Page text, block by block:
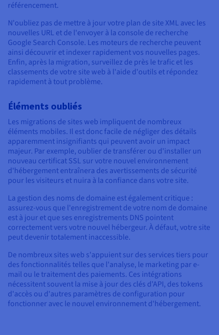
référencement.
N'oubliez pas de mettre à jour votre plan de site XML avec les
nouvelles URL et de l'envoyer à la console de recherche
Google Search Console. Les moteurs de recherche peuvent
ainsi découvrir et indexer rapidement vos nouvelles pages.
Enfin, après la migration, surveillez de près le trafic et les
classements de votre site web à l'aide d'outils et répondez
rapidement à tout problème.
Éléments oubliés
Les migrations de sites web impliquent de nombreux
éléments mobiles. Il est donc facile de négliger des détails
apparemment insignifiants qui peuvent avoir un impact
majeur. Par exemple, oublier de transférer ou d'installer un
nouveau certificat SSL sur votre nouvel environnement
d'hébergement entraînera des avertissements de sécurité
pour les visiteurs et nuira à la confiance dans votre site.
La gestion des noms de domaine est également critique :
assurez-vous que l'enregistrement de votre nom de domaine
est à jour et que ses enregistrements DNS pointent
correctement vers votre nouvel hébergeur. À défaut, votre site
peut devenir totalement inaccessible.
De nombreux sites web s'appuient sur des services tiers pour
des fonctionnalités telles que l'analyse, le marketing par e-
mail ou le traitement des paiements. Ces intégrations
nécessitent souvent la mise à jour des clés d'API, des tokens
d'accès ou d'autres paramètres de configuration pour
fonctionner avec le nouvel environnement d'hébergement.